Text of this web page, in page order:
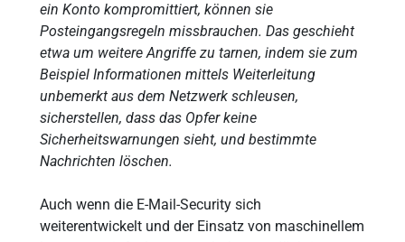
ein Konto kompromittiert, können sie
Posteingangsregeln missbrauchen. Das geschieht
etwa um weitere Angriffe zu tarnen, indem sie zum
Beispiel Informationen mittels Weiterleitung
unbemerkt aus dem Netzwerk schleusen,
sicherstellen, dass das Opfer keine
Sicherheitswarnungen sieht, und bestimmte
Nachrichten löschen.
Auch wenn die E-Mail-Security sich
weiterentwickelt und der Einsatz von maschinellem